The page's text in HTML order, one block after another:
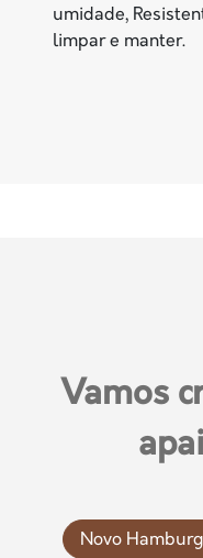
umidade,
limpar e manter.
Vamos
Novo